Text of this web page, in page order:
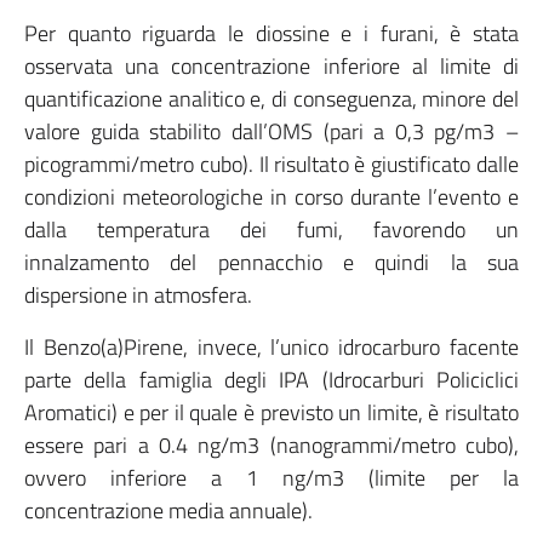
Per quanto riguarda le diossine e i furani, è stata
osservata una concentrazione inferiore al limite di
quantificazione analitico e, di conseguenza, minore del
valore guida stabilito dall’OMS (pari a 0,3 pg/m3 –
picogrammi/metro cubo). Il risultato è giustificato dalle
condizioni meteorologiche in corso durante l’evento e
dalla temperatura dei fumi, favorendo un
innalzamento del pennacchio e quindi la sua
dispersione in atmosfera.
Il Benzo(a)Pirene, invece, l’unico idrocarburo facente
parte della famiglia degli IPA (Idrocarburi Policiclici
Aromatici) e per il quale è previsto un limite, è risultato
essere pari a 0.4 ng/m3 (nanogrammi/metro cubo),
ovvero inferiore a 1 ng/m3 (limite per la
concentrazione media annuale).